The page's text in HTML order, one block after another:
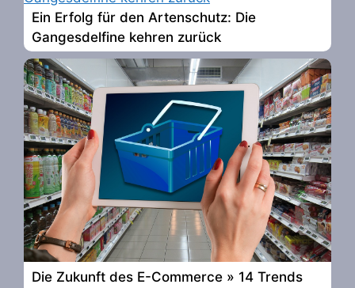
Ein Erfolg für den Artenschutz: Die
Gangesdelfine kehren zurück
Die Zukunft des E-Commerce » 14 Trends